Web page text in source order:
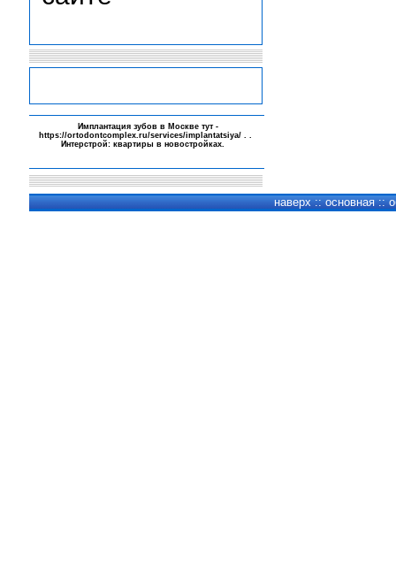
Имплантация зубов в Москве тут -
https://ortodontcomplex.ru/services/implantatsiya/ . .
Интерстрой: квартиры в новостройках.
наверх ::основная ::